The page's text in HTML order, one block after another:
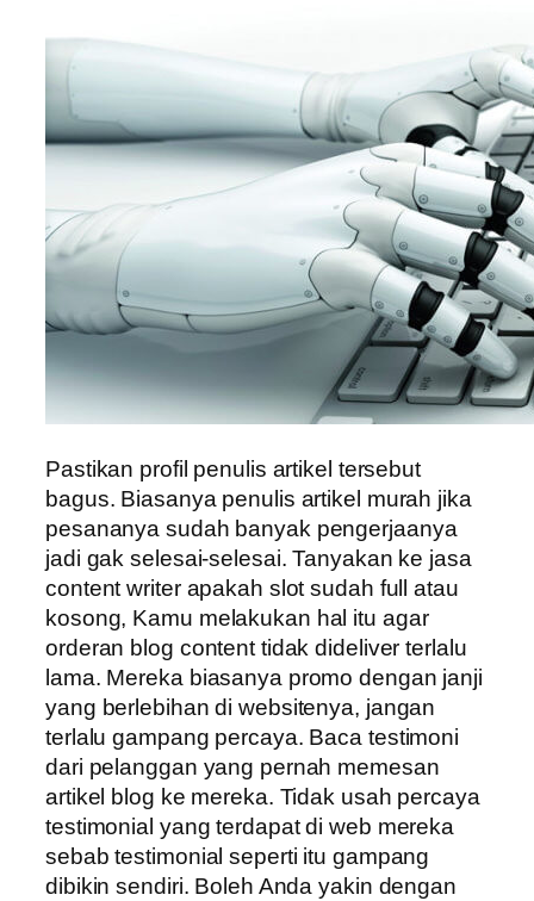
Pastikan profil penulis artikel tersebut
bagus. Biasanya penulis artikel murah jika
pesananya sudah banyak pengerjaanya
jadi gak selesai-selesai. Tanyakan ke jasa
content writer apakah slot sudah full atau
kosong, Kamu melakukan hal itu agar
orderan blog content tidak dideliver terlalu
lama. Mereka biasanya promo dengan janji
yang berlebihan di websitenya, jangan
terlalu gampang percaya. Baca testimoni
dari pelanggan yang pernah memesan
artikel blog ke mereka. Tidak usah percaya
testimonial yang terdapat di web mereka
sebab testimonial seperti itu gampang
dibikin sendiri. Boleh Anda yakin dengan